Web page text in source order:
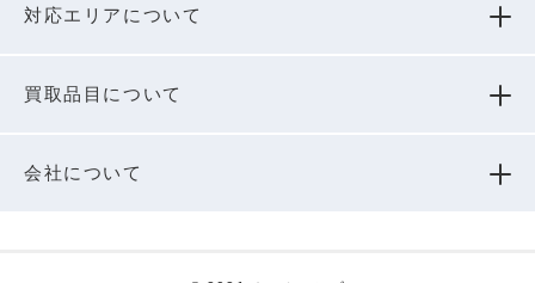
対応エリアについて
買取品⽬について
会社について